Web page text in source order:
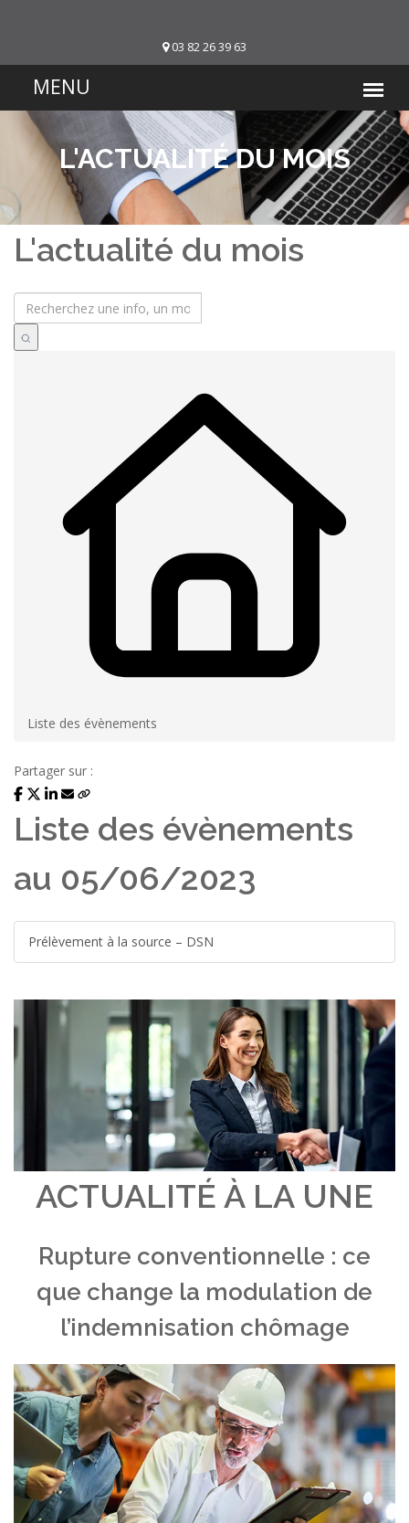
03 82 26 39 63
L'ACTUALITÉ DU MOIS
L'actualité du mois
Liste des évènements
Partager sur :
Liste des évènements
au 05/06/2023
Prélèvement à la source – DSN
ACTUALITÉ À LA UNE
Rupture conventionnelle : ce
que change la modulation de
l’indemnisation chômage